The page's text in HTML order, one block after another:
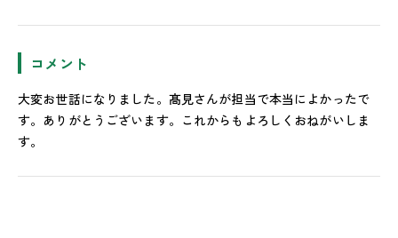
コメント
大変お世話になりました。髙見さんが担当で本当によかったで
す。ありがとうございます。これからもよろしくおねがいしま
す。